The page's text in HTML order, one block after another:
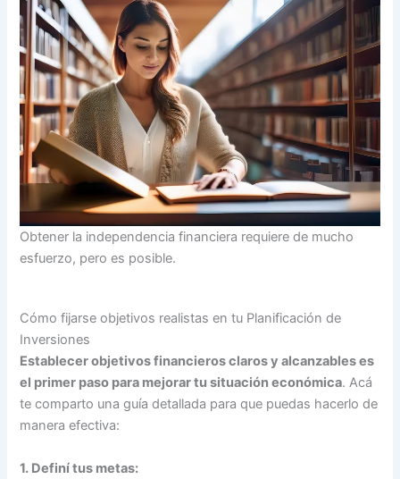
Obtener la independencia financiera requiere de mucho
esfuerzo, pero es posible.
Cómo fijarse objetivos realistas en tu Planificación de
Inversiones
Establecer objetivos financieros claros y alcanzables es
el primer paso para mejorar tu situación económica. Acá
te comparto una guía detallada para que puedas hacerlo de
manera efectiva:
1. Definí tus metas: